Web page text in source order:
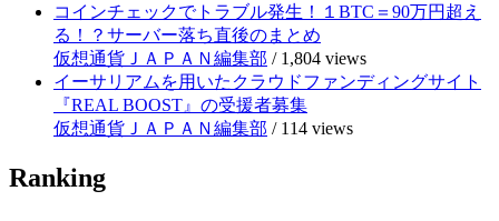
コインチェックでトラブル発生！１BTC＝90万円超え
る！？サーバー落ち直後のまとめ
仮想通貨ＪＡＰＡＮ編集部 / 1,804 views
イーサリアムを用いたクラウドファンディングサイト
『REAL BOOST』の受援者募集
仮想通貨ＪＡＰＡＮ編集部 / 114 views
Ranking